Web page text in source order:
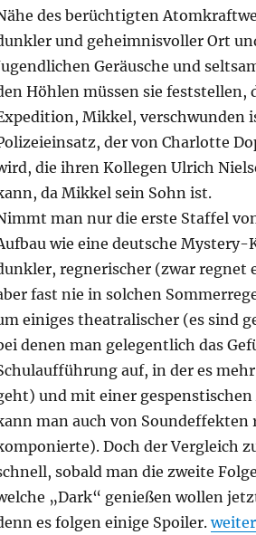
des berüchtigten
und geheimnisvoller Ort
Geräusche und
Höhlen müssen sie feststellen,
Mikkel, verschwunden
der von Charlotte
die ihren Kollegen Ulrich
da Mikkel sein Sohn ist.
man nur die erste Staffel
wie eine deutsche
regnerischer (zwar regnet
fast nie in solchen
einiges theatralischer (es sind
denen man gelegentlich das
auf, in der es
und mit einer
man auch von Soundeffekten
Doch der Vergleich
sobald man die zweite
„Dark“ genießen wollen
es folgen einige Spoiler.